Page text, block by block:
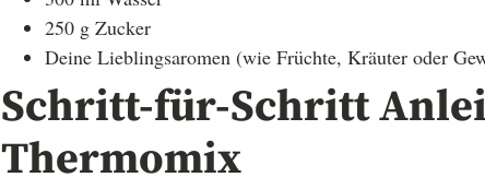
250 g Zucker
Deine Lieblingsaromen (wie Früchte, Kräuter oder
Schritt-für-Schritt
Thermomix